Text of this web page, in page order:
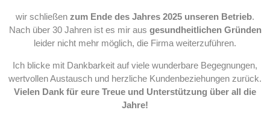
wir schließen zum Ende des Jahres 2025 unseren Betrieb.
Nach über 30 Jahren ist es mir aus gesundheitlichen Gründen
leider nicht mehr möglich, die Firma weiterzuführen.
Ich blicke mit Dankbarkeit auf viele wunderbare Begegnungen,
wertvollen Austausch und herzliche Kundenbeziehungen zurück.
Vielen Dank für eure Treue und Unterstützung über all die
Jahre!